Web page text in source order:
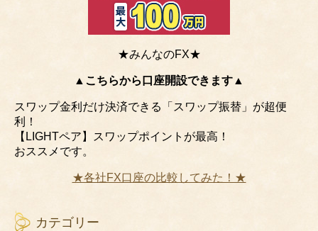
★みんなのFX★
▲こちらから口座開設できます▲
スワップ金利だけ決済できる「スワップ振替」が超便
利！
【LIGHTペア】スワップポイントが最高！
おススメです。
★各社FX口座の比較してみた！★
カテゴリー